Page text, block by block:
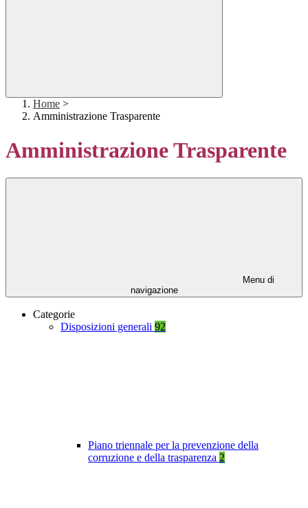
Home >
Amministrazione Trasparente
Amministrazione Trasparente
Menu di
navigazione
Categorie
Disposizioni generali 92
Piano triennale per la prevenzione della
corruzione e della trasparenza 2